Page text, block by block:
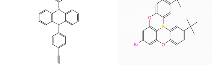
究所 先发后付